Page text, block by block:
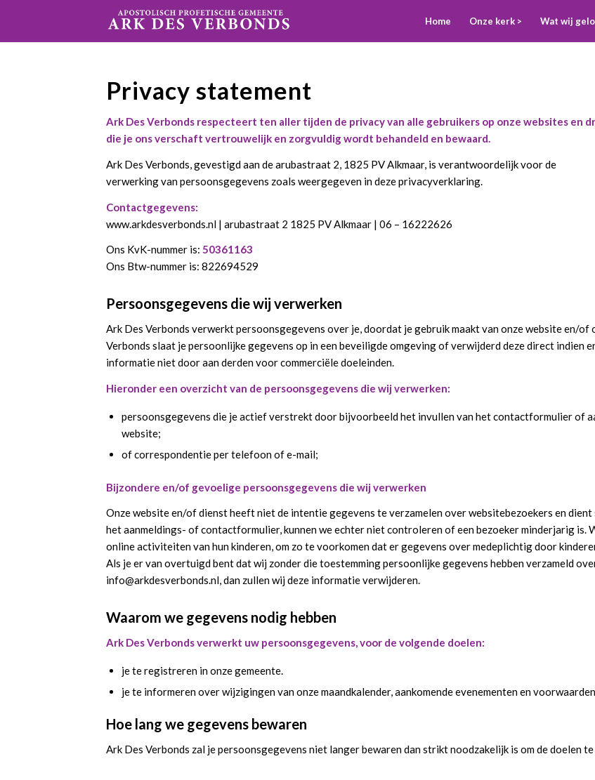
Home Onze kerk > Wat wij
Privacy statement
Ark Des Verbonds respecteert ten aller tijden de privacy van alle gebruikers op onze websites en
die je ons verschaft vertrouwelijk en zorgvuldig wordt behandeld en bewaard.
Ark Des Verbonds, gevestigd aan de arubastraat 2, 1825 PV Alkmaar, is verantwoordelijk voor de
verwerking van persoonsgegevens zoals weergegeven in deze privacyverklaring.
Contactgegevens:
www.arkdesverbonds.nl | arubastraat 2 1825 PV Alkmaar | 06 – 16222626
Ons KvK-nummer is: 50361163
Ons Btw-nummer is: 822694529
Persoonsgegevens die wij verwerken
Ark Des Verbonds verwerkt persoonsgegevens over je, doordat je gebruik maakt van onze website en/of
Verbonds slaat je persoonlijke gegevens op in een beveiligde omgeving of verwijderd deze direct indien
informatie niet door aan derden voor commerciële doeleinden.
Hieronder een overzicht van de persoonsgegevens die wij verwerken:
persoonsgegevens die je actief verstrekt door bijvoorbeeld het invullen van het contactformulier of
website;
of correspondentie per telefoon of e-mail;
Bijzondere en/of gevoelige persoonsgegevens die wij verwerken
Onze website en/of dienst heeft niet de intentie gegevens te verzamelen over websitebezoekers en
het aanmeldings- of contactformulier, kunnen we echter niet controleren of een bezoeker minderjarig is.
online activiteiten van hun kinderen, om zo te voorkomen dat er gegevens over medeplichtig door
Als je er van overtuigd bent dat wij zonder die toestemming persoonlijke gegevens hebben verzameld
info@arkdesverbonds.nl, dan zullen wij deze informatie verwijderen.
Waarom we gegevens nodig hebben
Ark Des Verbonds verwerkt uw persoonsgegevens, voor de volgende doelen:
je te registreren in onze gemeente.
je te informeren over wijzigingen van onze maandkalender, aankomende evenementen en
Hoe lang we gegevens bewaren
Ark Des Verbonds zal je persoonsgegevens niet langer bewaren dan strikt noodzakelijk is om de doelen